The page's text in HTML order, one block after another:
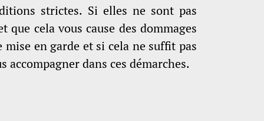
strictes. Si elles ne sont pas
cela vous cause des dommages
en garde et si cela ne suffit pas
dans ces démarches.